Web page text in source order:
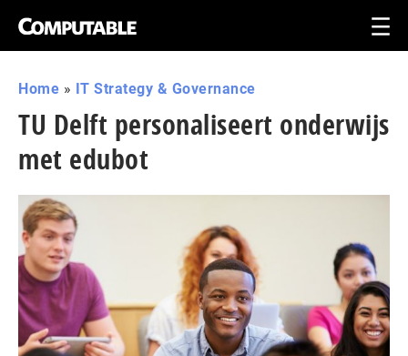
Home » IT Strategy & Governance
TU Delft personaliseert onderwijs
met edubot